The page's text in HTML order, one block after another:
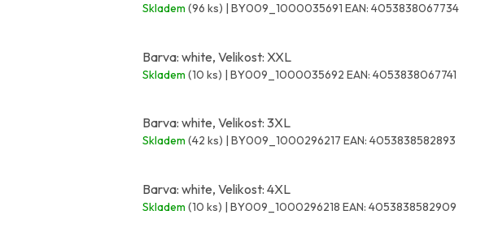
Skladem (96 ks) | BY009_1000035691 EAN: 4053838067734
Barva: white, Velikost: XXL
Skladem (10 ks) | BY009_1000035692 EAN: 4053838067741
Barva: white, Velikost: 3XL
Skladem (42 ks) | BY009_1000296217 EAN: 4053838582893
Barva: white, Velikost: 4XL
Skladem (10 ks) | BY009_1000296218 EAN: 4053838582909